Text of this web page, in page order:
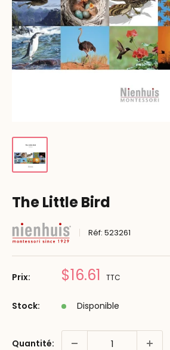
The Little Bird
Réf:523261
Prix: Prix
$16.61 TTC
Stock: Disponible
Quantité: